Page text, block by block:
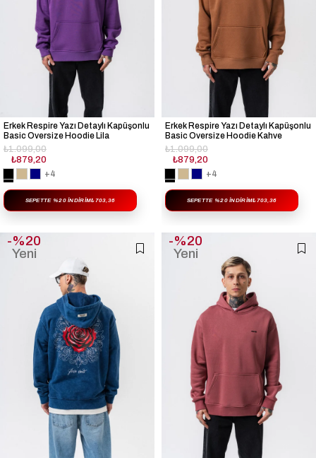
Erkek Respire Yazı Detaylı Kapüşonlu
Basic Oversize Hoodie Lila
₺879,20
₺1.099,00
+4
SEPETTE %20 İNDIRIM₺703,36
Erkek Respire Yazı Detaylı Kapüşonlu
Basic Oversize Hoodie Kahve
₺879,20
₺1.099,00
+4
SEPETTE %20 İNDIRIM₺703,36
%20
Yeni
%20
Yeni